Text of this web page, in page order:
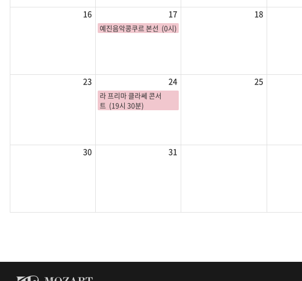
16 17
예진음악콩쿠르 본선 (0시)
18
23 24
라 프리마 클라쎄 콘서
트 (19시 30분)
25
30 31